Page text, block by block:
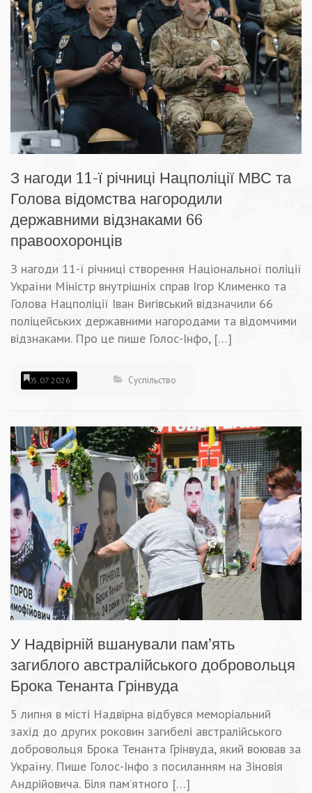
З нагоди 11-ї річниці Нацполіції МВС та
Голова відомства нагородили
державними відзнаками 66
правоохоронців
З нагоди 11-ї річниці створення Національної поліції
України Міністр внутрішніх справ Ігор Клименко та
Голова Нацполіції Іван Вигівський відзначили 66
поліцейських державними нагородами та відомчими
відзнаками. Про це пише Голос-Інфо, […]
05.07.2026 Суспільство
У Надвірній вшанували пам’ять
загиблого австралійського добровольця
Брока Тенанта Грінвуда
5 липня в місті Надвірна відбувся меморіальний
захід до других роковин загибелі австралійського
добровольця Брока Тенанта Грінвуда, який воював за
Україну. Пише Голос-Інфо з посиланням на Зіновія
Андрійовича. Біля пам’ятного […]